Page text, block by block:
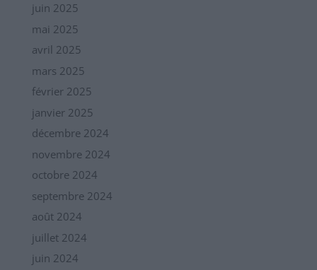
juin 2025
mai 2025
avril 2025
mars 2025
février 2025
janvier 2025
décembre 2024
novembre 2024
octobre 2024
septembre 2024
août 2024
juillet 2024
juin 2024